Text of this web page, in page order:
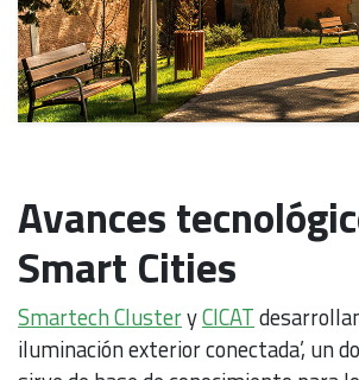
Avances
Smart Cities
Smartech ClusteryCICAT
iluminación exterior conectada’, un